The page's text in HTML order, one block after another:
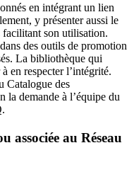
en intégrant un lien
y présenter aussi le
son utilisation.
des outils de promotion
La bibliothèque qui
en respecter l’intégrité.
Catalogue des
la demande à l’équipe du
associée au Réseau